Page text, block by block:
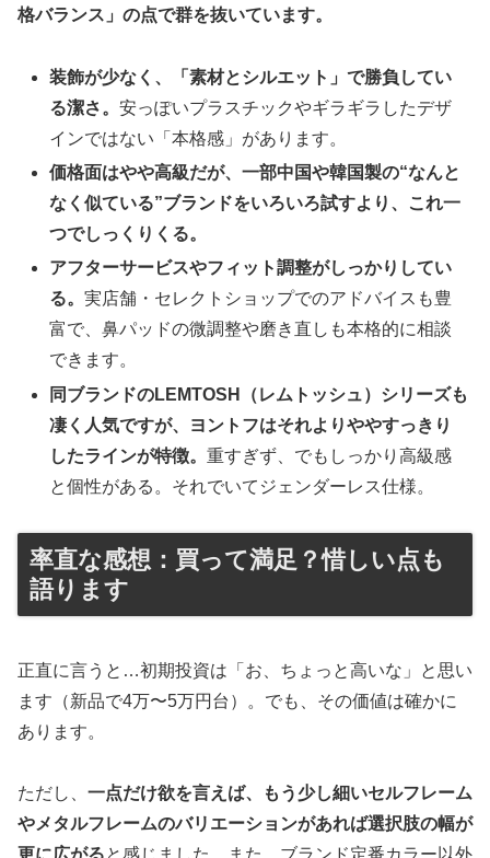
格バランス」の点で群を抜いています。
装飾が少なく、「素材とシルエット」で勝負してい
る潔さ。安っぽいプラスチックやギラギラしたデザ
インではない「本格感」があります。
価格面はやや高級だが、一部中国や韓国製の“なんと
なく似ている”ブランドをいろいろ試すより、これ一
つでしっくりくる。
アフターサービスやフィット調整がしっかりしてい
る。実店舗・セレクトショップでのアドバイスも豊
富で、鼻パッドの微調整や磨き直しも本格的に相談
できます。
同ブランドのLEMTOSH（レムトッシュ）シリーズも
凄く人気ですが、ヨントフはそれよりややすっきり
したラインが特徴。重すぎず、でもしっかり高級感
と個性がある。それでいてジェンダーレス仕様。
率直な感想：買って満足？惜しい点も
語ります
正直に言うと…初期投資は「お、ちょっと高いな」と思い
ます（新品で4万〜5万円台）。でも、その価値は確かに
あります。
ただし、 一点だけ欲を言えば、もう少し細いセルフレーム
やメタルフレームのバリエーションがあれば選択肢の幅が
更に広がる と感じました。また、ブランド定番カラー以外